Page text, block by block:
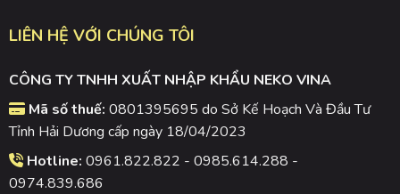
LIÊN HỆ VỚI CHÚNG TÔI
CÔNG TY TNHH XUẤT NHẬP KHẨU NEKO VINA
Mã số thuế: 0801395695 do Sở Kế Hoạch Và Đầu Tư
Tỉnh Hải Dương cấp ngày 18/04/2023
Hotline: 0961.822.822 - 0985.614.288 -
0974.839.686